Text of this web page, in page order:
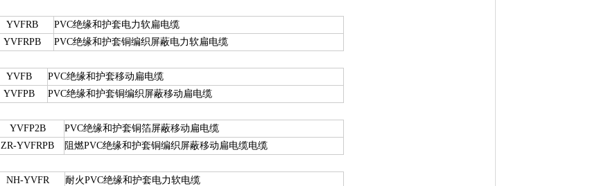
YVFRB
PVC绝缘和护套电力软扁电缆
YVFRPB
PVC绝缘和护套铜编织屏蔽电力软扁电缆
YVFB
PVC绝缘和护套移动扁电缆
YVFPB
PVC绝缘和护套铜编织屏蔽移动扁电缆
YVFP2B
PVC绝缘和护套铜箔屏蔽移动扁电缆
ZR-YVFRPB
阻燃PVC绝缘和护套铜编织屏蔽移动扁电缆电缆
NH-YVFR
耐火PVC绝缘和护套电力软电缆